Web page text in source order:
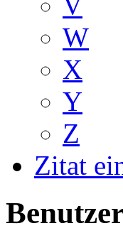
W
X
Y
Z
Zitat